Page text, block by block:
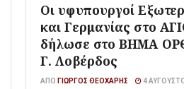
Οι υφυπουργοί
και Γερμανίας στο
δήλωσε στο ΒΗΜΑ
Γ. Λοβέρδος
ΑΠΌ ΓΙΏΡΓΟΣ ΘΕΟΧΆΡΗΣ 4